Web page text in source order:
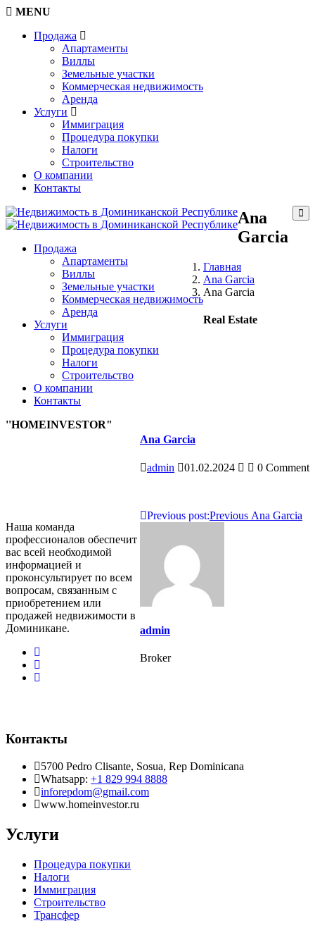
MENU
Продажа
Апартаменты
Виллы
Земельные участки
Коммерческая недвижимость
Аренда
Услуги
Иммиграция
Процедура покупки
Налоги
Строительство
О компании
Контакты
Продажа
Апартаменты
Виллы
Земельные участки
Коммерческая недвижимость
Аренда
Услуги
Иммиграция
Процедура покупки
Налоги
Строительство
О компании
Контакты
Ana
Garcia
Главная
Ana Garcia
Ana Garcia
Ana Garcia
admin 01.02.2024 0 Comment
Навигация
записям
Previous
Previous post: Ana Garcia
admin
Broker
Real Estate
''HOMEINVESTOR"
Наша команда
профессионалов обеспечит
вас всей необходимой
информацией и
проконсультирует по всем
вопросам, связанным с
приобретением или
продажей недвижимости в
Доминикане.
Контакты
5700 Pedro Clisante, Sosua, Rep Dominicana
Whatsapp: +1 829 994 8888
inforepdom@gmail.com
www.homeinvestor.ru
Услуги
Процедура покупки
Налоги
Иммиграция
Строительство
Трансфер